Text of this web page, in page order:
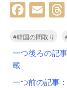
#韓国の間取り
投
稿
ナ
一つ後ろの記事
載
一つ前の記事：